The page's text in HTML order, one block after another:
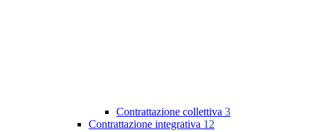
Contrattazione collettiva 3
Contrattazione integrativa 12